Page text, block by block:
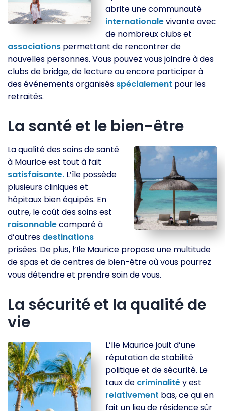
abrite une communauté
internationalevivante avec
de nombreux clubs et
associations permettant de rencontrer de
nouvelles personnes. Vous pouvez vous joindre à des
clubs de bridge, de lecture ou encore participer à
des événements organisés spécialement pour les
retraités.
La santé et le bien-être
La qualité des soins de santé
à Maurice est tout à fait
satisfaisante. L’île possède
plusieurs cliniques et
hôpitaux bien équipés. En
outre, le coût des soins est
raisonnablecomparé à
d’autres destinations
prisées. De plus, l’Ile Maurice propose une multitude
de spas et de centres de bien-être où vous pourrez
vous détendre et prendre soin de vous.
La sécurité et la qualité de
vie
L’Ile Maurice jouit d’une
réputation de stabilité
politique et de sécurité. Le
taux de criminalitéy est
relativement bas, ce qui en
fait un lieu de résidence sûr